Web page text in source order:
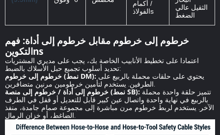
/ أكمام
الفولاذs
الثقيل عالي
الضغط
خرطوم إلى خرطوم مقابل خرطوم إلى أداة: فهم
التكوينns
اعتمادا على تخطيط الأنابيب الخاصة بك، يجب على مديري المشتريات
تحديد أسلوب تجميع حبل الأسلاك بالضبط:
خرطوم إلى خرطوم (نمط DM):
الطرفين. يستخدم لتأمين خرطومين مرنين متضافرين.
خرطوم إلى أداة / خرطوم إلى منصة (نمط SB):تتميز حلقة واحدة محملة
بالربيع في نهاية واحدة واتصال عين كبير قابل للتعديل أو قفل في الطرف
الآخر. يستخدم لربط خرطوم مرن مباشرة إلى مجموعة صمام جامدة، منفذ
الضاغط، أو خزان الرمال.